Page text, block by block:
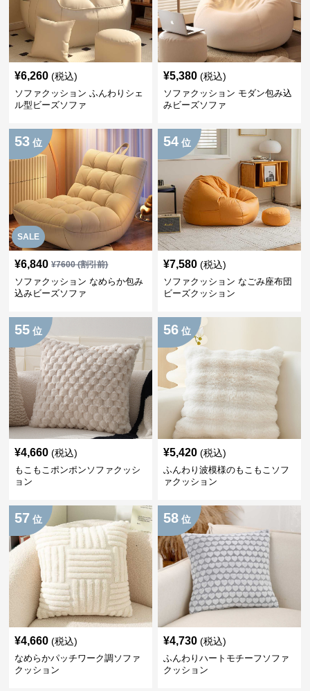
¥6,260 (税込)
ソファクッション ふんわりシェ
ル型ビーズソファ
¥5,380 (税込)
ソファクッション モダン包み込
みビーズソファ
SALE
53 位
¥6,840 ¥7600(割引前)
ソファクッション なめらか包み
込みビーズソファ
54 位
¥7,580 (税込)
ソファクッション なごみ座布団
ビーズクッション
55 位
¥4,660 (税込)
もこもこポンポンソファクッシ
ョン
56 位
¥5,420 (税込)
ふんわり波模様のもこもこソフ
ァクッション
57 位
¥4,660 (税込)
なめらかパッチワーク調ソファ
クッション
58 位
¥4,730 (税込)
ふんわりハートモチーフソファ
クッション